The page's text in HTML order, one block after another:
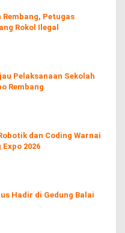
Rembang, Petugas
Rokol Ilegal
Pelaksanaan Sekolah
Rembang
dan Coding Warnai
2026
Hadir di Gedung Balai